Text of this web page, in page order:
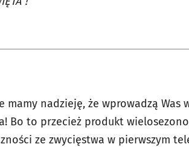
mamy nadzieję, że wprowadzą
Bo to przecież produkt
ze zwycięstwa w pierwszym